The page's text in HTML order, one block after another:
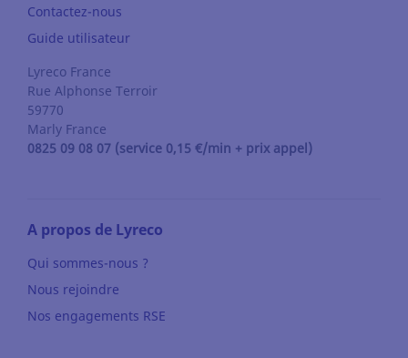
Contactez-nous
Guide utilisateur
Lyreco France
Rue Alphonse Terroir
59770
Marly France
0825 09 08 07 (service 0,15 €/min + prix appel)
A propos de Lyreco
Qui sommes-nous ?
Nous rejoindre
Nos engagements RSE